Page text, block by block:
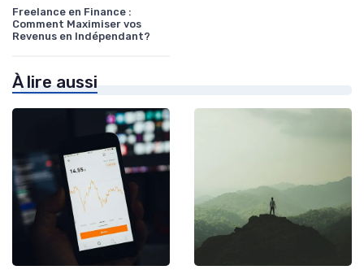
Freelance en Finance :
Comment Maximiser vos
Revenus en Indépendant?
À lire aussi